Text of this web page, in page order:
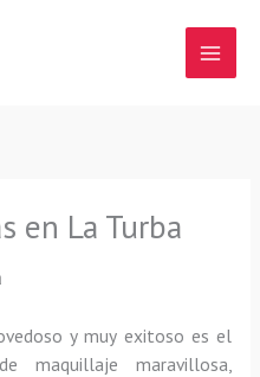
en La Turba
y muy exitoso es el
maquillaje maravillosa,